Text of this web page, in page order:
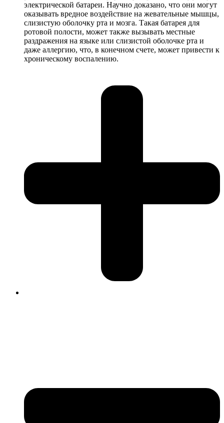
электрической батареи. Научно доказано, что они могут
оказывать вредное воздействие на жевательные мышцы,
слизистую оболочку рта и мозга. Такая батарея для
ротовой полости, может также вызывать местные
раздражения на языке или слизистой оболочке рта и
даже аллергию, что, в конечном счете, может привести к
хроническому воспалению.